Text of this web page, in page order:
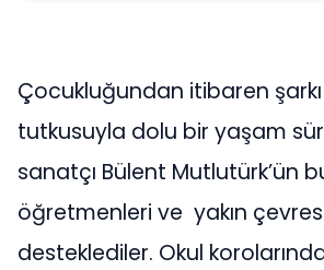
Çocukluğundan itibaren
tutkusuyla dolu bir yaşam
sanatçı Bülent Mutlutürk’ün
öğretmenleri ve yakın
desteklediler. Okul